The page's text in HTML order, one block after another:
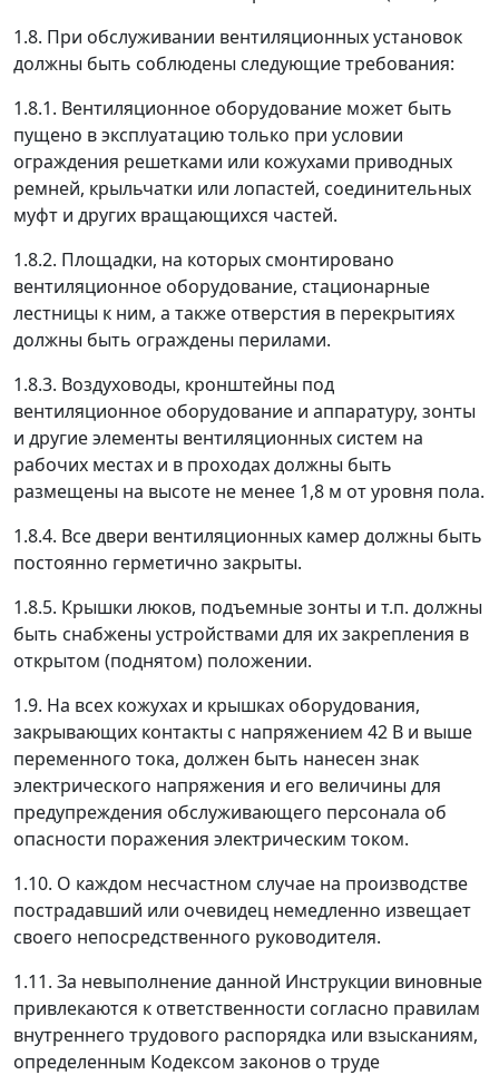
1.8. При обслуживании вентиляционных установок
должны быть соблюдены следующие требования:
1.8.1. Вентиляционное оборудование может быть
пущено в эксплуатацию только при условии
ограждения решетками или кожухами приводных
ремней, крыльчатки или лопастей, соединительных
муфт и других вращающихся частей.
1.8.2. Площадки, на которых смонтировано
вентиляционное оборудование, стационарные
лестницы к ним, а также отверстия в перекрытиях
должны быть ограждены перилами.
1.8.3. Воздуховоды, кронштейны под
вентиляционное оборудование и аппаратуру, зонты
и другие элементы вентиляционных систем на
рабочих местах и в проходах должны быть
размещены на высоте не менее 1,8 м от уровня пола.
1.8.4. Все двери вентиляционных камер должны быть
постоянно герметично закрыты.
1.8.5. Крышки люков, подъемные зонты и т.п. должны
быть снабжены устройствами для их закрепления в
открытом (поднятом) положении.
1.9. На всех кожухах и крышках оборудования,
закрывающих контакты с напряжением 42 В и выше
переменного тока, должен быть нанесен знак
электрического напряжения и его величины для
предупреждения обслуживающего персонала об
опасности поражения электрическим током.
1.10. О каждом несчастном случае на производстве
пострадавший или очевидец немедленно извещает
своего непосредственного руководителя.
1.11. За невыполнение данной Инструкции виновные
привлекаются к ответственности согласно правилам
внутреннего трудового распорядка или взысканиям,
определенным Кодексом законов о труде